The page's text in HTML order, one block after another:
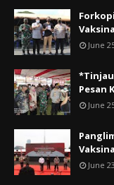
June
Pesan
June
June